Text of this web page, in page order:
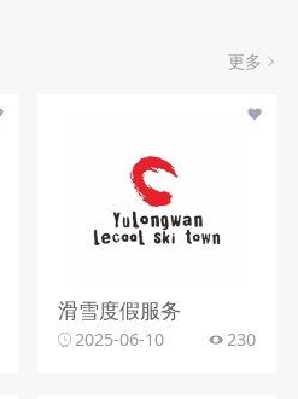
更多
滑雪度假服务
2025-06-10 230